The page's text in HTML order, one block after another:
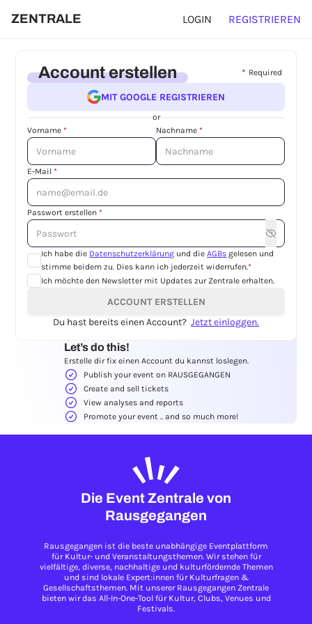
ZENTRALE LOGIN REGISTRIEREN
Let’s do this!
Erstelle dir fix einen Account du kannst loslegen.
Publish your event on RAUSGEGANGEN
Create and sell tickets
View analyses and reports
Promote your event .. and so much more!
Account erstellen * Required
MIT GOOGLE REGISTRIEREN
or
Vorname * Nachname *
E-Mail *
Passwort erstellen *
Ich habe die Datenschutzerklärung und dieAGBs gelesen und
stimme beidem zu. Dies kann ich jederzeit widerrufen.*
Ich möchte den Newsletter mit Updates zur Zentrale erhalten.
ACCOUNT ERSTELLEN
Du hast bereits einen Account? Jetzt einloggen.
Die Event Zentrale von
Rausgegangen
Rausgegangen ist die beste unabhängige Eventplattform
für Kultur- und Veranstaltungsthemen. Wir stehen für
vielfältige, diverse, nachhaltige und kulturfördernde Themen
und sind lokale Expert:innen für Kulturfragen &
Gesellschaftsthemen. Mit unserer Rausgegangen Zentrale
bieten wir das All-In-One-Tool für Kultur, Clubs, Venues und
Festivals.